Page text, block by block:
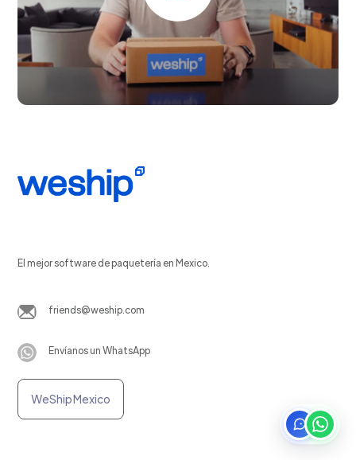
El mejor software de paquetería en Mexico.
friends@weship.com
Envíanos un WhatsApp
WeShip Mexico